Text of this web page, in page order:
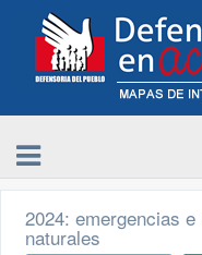
2024: emergencias
naturales